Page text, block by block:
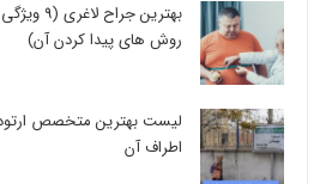
بهترین
روش های پیدا کردن آن)
لیست بهترین متخصص
اطراف آن